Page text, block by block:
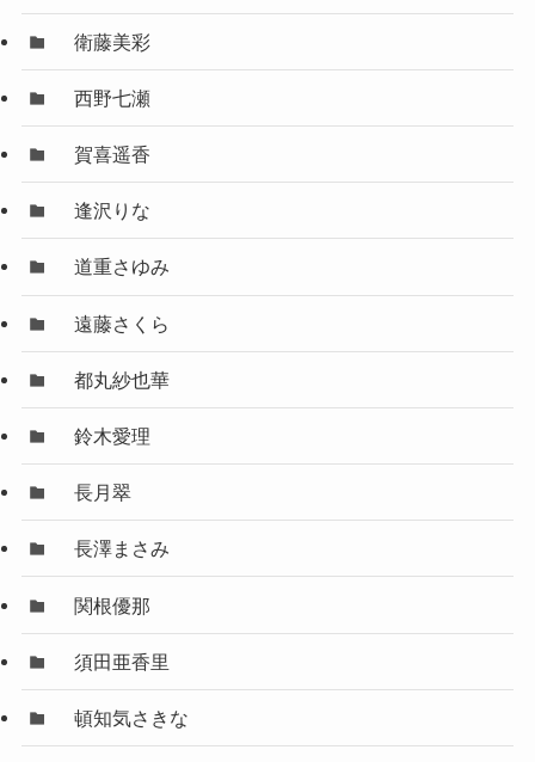
衛藤美彩
西野七瀬
賀喜遥香
逢沢りな
道重さゆみ
遠藤さくら
都丸紗也華
鈴木愛理
長月翠
長澤まさみ
関根優那
須田亜香里
頓知気さきな